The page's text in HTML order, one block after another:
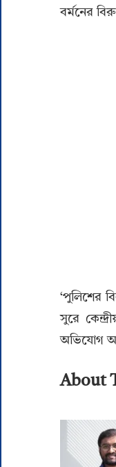
বর্মনের
‘পুলিশের
সুরে
অভিযোগ
About